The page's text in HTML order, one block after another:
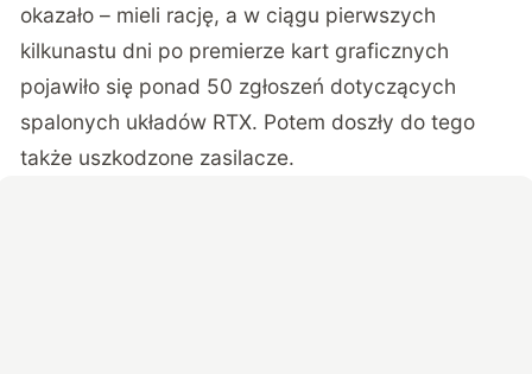
okazało – mieli rację, a w ciągu pierwszych
kilkunastu dni po premierze kart graficznych
pojawiło się ponad 50 zgłoszeń dotyczących
spalonych układów RTX. Potem doszły do tego
także uszkodzone zasilacze.